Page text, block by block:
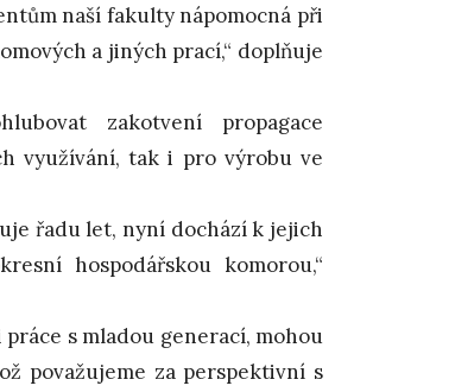
naší fakulty nápomocná při
a jiných prací,“ doplňuje
zakotvení propagace
využívání, tak i pro výrobu ve
řadu let, nyní dochází k jejich
hospodářskou komorou,“
s mladou generací, mohou
považujeme za perspektivní s